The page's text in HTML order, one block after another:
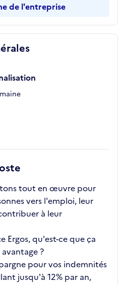
tout en œuvre pour
vers l'emploi, leur
à leur
Ergos, qu'est-ce que ça
?
pour vos indemnités
jusqu'à 12% par an,
de l'entreprise